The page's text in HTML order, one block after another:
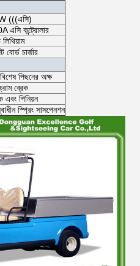
(((এসি)
কন্ট্রোলার
বোর্ড চার্জার
পিছনের অক্ষ
ব্রেক
এবং পিনিয়ন
স্প্রিং সাসপেনশন